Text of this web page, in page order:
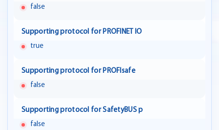
false
Supporting protocol for PROFINET IO
true
Supporting protocol for PROFIsafe
false
Supporting protocol for SafetyBUS p
false